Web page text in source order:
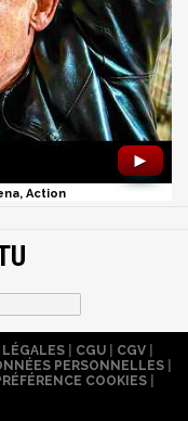
►
Action
| CGU| CGV|
PERSONNELLES
COOKIES